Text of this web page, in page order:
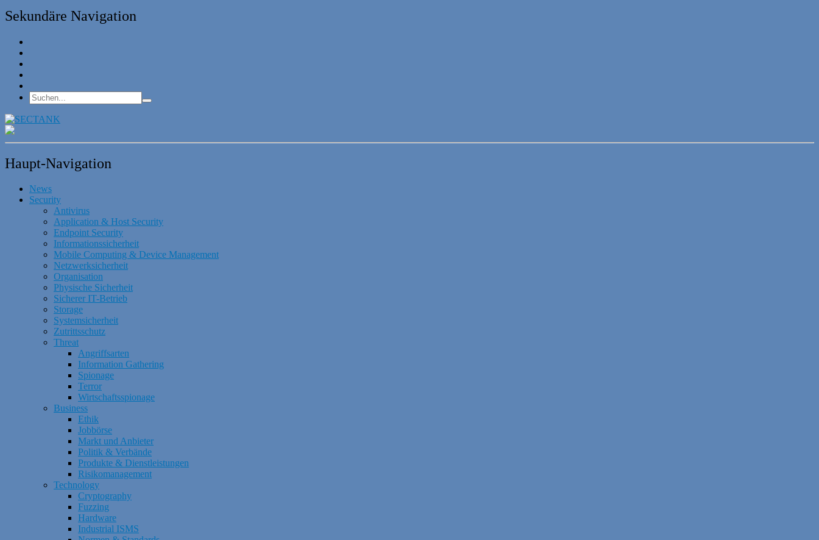
Sekundäre Navigation
Haupt-Navigation
News
Security
Antivirus
Application & Host Security
Endpoint Security
Informationssicherheit
Mobile Computing & Device Management
Netzwerksicherheit
Organisation
Physische Sicherheit
Sicherer IT-Betrieb
Storage
Systemsicherheit
Zutrittsschutz
Threat
Angriffsarten
Information Gathering
Spionage
Terror
Wirtschaftsspionage
Business
Ethik
Jobbörse
Markt und Anbieter
Politik & Verbände
Produkte & Dienstleistungen
Risikomanagement
Technology
Cryptography
Fuzzing
Hardware
Industrial ISMS